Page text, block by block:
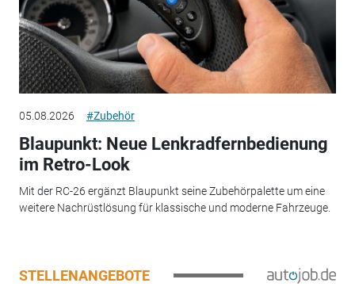
05.08.2026 #Zubehör
Blaupunkt: Neue Lenkradfernbedienung
im Retro-Look
Mit der RC-26 ergänzt Blaupunkt seine Zubehörpalette um eine
weitere Nachrüstlösung für klassische und moderne Fahrzeuge.
STELLENANGEBOTE